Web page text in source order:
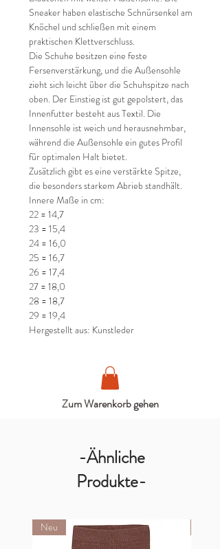
Sneaker haben elastische Schnürsenkel am
Knöchel und schließen mit einem
praktischen Klettverschluss.
Die Schuhe besitzen eine feste
Fersenverstärkung, und die Außensohle
zieht sich leicht über die Schuhspitze nach
oben. Der Einstieg ist gut gepolstert, das
Innenfutter besteht aus Textil. Die
Innensohle ist weich und herausnehmbar,
während die Außensohle ein gutes Profil
für optimalen Halt bietet.
Zusätzlich gibt es eine verstärkte Spitze,
die besonders starkem Abrieb standhält.
Innere Maße in cm:
22 = 14,7
23 = 15,4
24 = 16,0
25 = 16,7
26 = 17,4
27 = 18,0
28 = 18,7
29 = 19,4
Hergestellt aus: Kunstleder
Zum Warenkorb gehen
-Ähnliche
Produkte-
Neu